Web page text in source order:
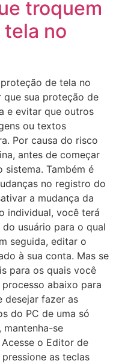
troquem
no
de tela no
sua proteção de
e evitar que outros
ou textos
Por causa do risco
antes de começar
Também é
no registro do
a mudança da
individual, você terá
usuário para o qual
seguida, editar o
à sua conta. Mas se
para os quais você
abaixo para
desejar fazer as
do PC de uma só
se
o Editor de
as teclas